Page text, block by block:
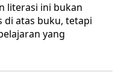
literasi ini bukan
di atas buku, tetapi
yang